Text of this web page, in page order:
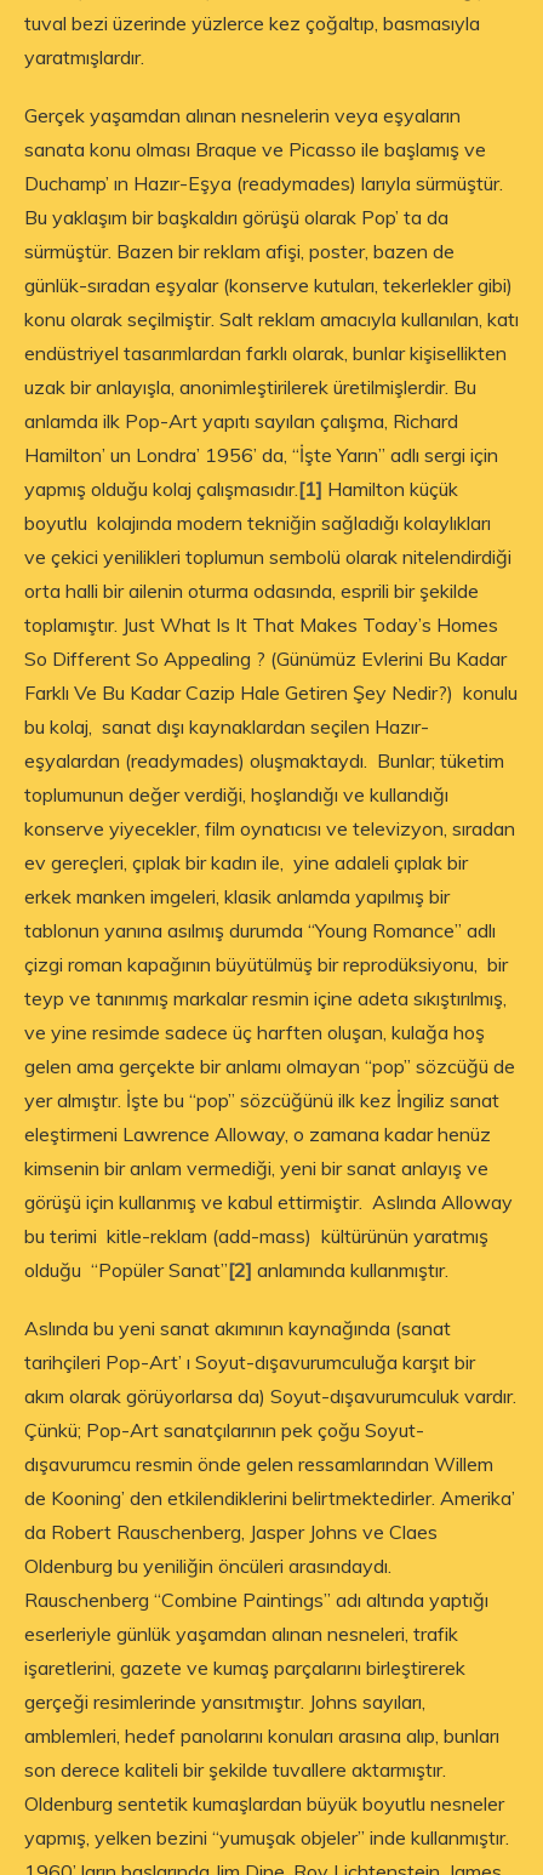
tuval bezi üzerinde yüzlerce kez çoğaltıp, basmasıyla
yaratmışlardır.
Gerçek yaşamdan alınan nesnelerin veya eşyaların
sanata konu olması Braque ve Picasso ile başlamış ve
Duchamp’ ın Hazır-Eşya (readymades) larıyla sürmüştür.
Bu yaklaşım bir başkaldırı görüşü olarak Pop’ ta da
sürmüştür. Bazen bir reklam afişi, poster, bazen de
günlük-sıradan eşyalar (konserve kutuları, tekerlekler gibi)
konu olarak seçilmiştir. Salt reklam amacıyla kullanılan, katı
endüstriyel tasarımlardan farklı olarak, bunlar kişisellikten
uzak bir anlayışla, anonimleştirilerek üretilmişlerdir. Bu
anlamda ilk Pop-Art yapıtı sayılan çalışma, Richard
Hamilton’ un Londra’ 1956’ da, “İşte Yarın” adlı sergi için
yapmış olduğu kolaj çalışmasıdır.[1] Hamilton küçük
boyutlu kolajında modern tekniğin sağladığı kolaylıkları
ve çekici yenilikleri toplumun sembolü olarak nitelendirdiği
orta halli bir ailenin oturma odasında, esprili bir şekilde
toplamıştır. Just What Is It That Makes Today’s Homes
So Different So Appealing ? (Günümüz Evlerini Bu Kadar
Farklı Ve Bu Kadar Cazip Hale Getiren Şey Nedir?) konulu
bu kolaj, sanat dışı kaynaklardan seçilen Hazır-
eşyalardan (readymades) oluşmaktaydı. Bunlar; tüketim
toplumunun değer verdiği, hoşlandığı ve kullandığı
konserve yiyecekler, film oynatıcısı ve televizyon, sıradan
ev gereçleri, çıplak bir kadın ile, yine adaleli çıplak bir
erkek manken imgeleri, klasik anlamda yapılmış bir
tablonun yanına asılmış durumda “Young Romance” adlı
çizgi roman kapağının büyütülmüş bir reprodüksiyonu, bir
teyp ve tanınmış markalar resmin içine adeta sıkıştırılmış,
ve yine resimde sadece üç harften oluşan, kulağa hoş
gelen ama gerçekte bir anlamı olmayan “pop” sözcüğü de
yer almıştır. İşte bu “pop” sözcüğünü ilk kez İngiliz sanat
eleştirmeni Lawrence Alloway, o zamana kadar henüz
kimsenin bir anlam vermediği, yeni bir sanat anlayış ve
görüşü için kullanmış ve kabul ettirmiştir. Aslında Alloway
bu terimi kitle-reklam (add-mass) kültürünün yaratmış
olduğu “Popüler Sanat”[2] anlamında kullanmıştır.
Aslında bu yeni sanat akımının kaynağında (sanat
tarihçileri Pop-Art’ ı Soyut-dışavurumculuğa karşıt bir
akım olarak görüyorlarsa da) Soyut-dışavurumculuk vardır.
Çünkü; Pop-Art sanatçılarının pek çoğu Soyut-
dışavurumcu resmin önde gelen ressamlarından Willem
de Kooning’ den etkilendiklerini belirtmektedirler. Amerika’
da Robert Rauschenberg, Jasper Johns ve Claes
Oldenburg bu yeniliğin öncüleri arasındaydı.
Rauschenberg “Combine Paintings” adı altında yaptığı
eserleriyle günlük yaşamdan alınan nesneleri, trafik
işaretlerini, gazete ve kumaş parçalarını birleştirerek
gerçeği resimlerinde yansıtmıştır. Johns sayıları,
amblemleri, hedef panolarını konuları arasına alıp, bunları
son derece kaliteli bir şekilde tuvallere aktarmıştır.
Oldenburg sentetik kumaşlardan büyük boyutlu nesneler
yapmış, yelken bezini “yumuşak objeler” inde kullanmıştır.